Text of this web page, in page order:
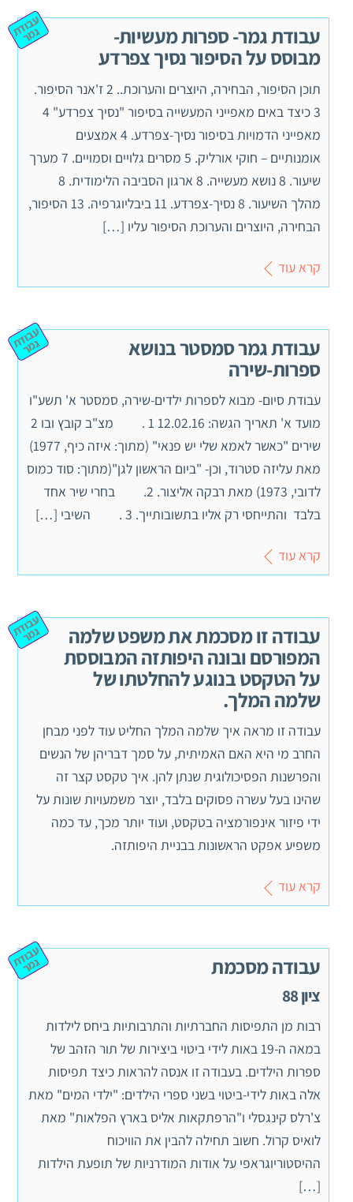
עבודת גמר- ספרות מעשיות-
מבוסס על הסיפור נסיך צפרדע
ע
ב
וד
ת ג
מ
ר
תוכן הסיפור, הבחירה, היוצרים והערוכת.. 2 ז'אנר הסיפור.
3 כיצד באים מאפייני המעשייה בסיפור "נסיך צפרדע" 4
מאפייני הדמויות בסיפור נסיך-צפרדע. 4 אמצעים
אומנותיים – חוקי אורליק. 5 מסרים גלויים וסמויים. 7 מערך
שיעור. 8 נושא מעשייה. 8 ארגון הסביבה הלימודית. 8
מהלך השיעור. 8 נסיך-צפרדע. 11 ביבליוגרפיה. 13 הסיפור,
הבחירה, היוצרים והערוכת הסיפור עליו […]
קרא עוד
עבודת גמר סמסטר בנושא
ספרות-שירה
ע
ב
וד
ת ג
מ
ר
עבודת סיום- מבוא לספרות ילדים-שירה, סמסטר א' תשע"ו
מועד א' תאריך הגשה: 12.02.16 1 . מצ"ב קובץ ובו 2
שירים "כאשר לאמא שלי יש פנאי" (מתוך: איזה כיף, 1977)
מאת עליזה סטרוד, וכן- "ביום הראשון לגן"(מתוך: סוד כמוס
לדובי, 1973) מאת רבקה אליצור. 2. בחרי שיר אחד
בלבד והתייחסי רק אליו בתשובותייך. 3 . השיבי […]
קרא עוד
עבודה זו מסכמת את משפט שלמה
המפורסם ובונה היפותזה המבוססת
על הטקסט בנוגע להחלטתו של
שלמה המלך.
ע
ב
וד
ת ג
מ
ר
עבודה זו מראה איך שלמה המלך החליט עוד לפני מבחן
החרב מי היא האם האמיתית, על סמך דבריהן של הנשים
והפרשנות הפסיכולוגית שנתן להן. איך טקסט קצר זה
שהינו בעל עשרה פסוקים בלבד, יוצר משמעויות שונות על
ידי פיזור אינפורמציה בטקסט, ועוד יותר מכך, עד כמה
משפיע אפקט הראשונות בבניית היפותזה.
קרא עוד
עבודה מסכמת
ציון 88
ע
ב
וד
ת ג
מ
ר
רבות מן התפיסות החברתיות והתרבותיות ביחס לילדות
במאה ה-19 באות לידי ביטוי ביצירות של תור הזהב של
ספרות הילדים. בעבודה זו אנסה להראות כיצד תפיסות
אלה באות לידי-ביטוי בשני ספרי הילדים: "ילדי המים" מאת
צ'רלס קינגסלי ו"הרפתקאות אליס בארץ הפלאות" מאת
לואיס קרול. חשוב תחילה להבין את הוויכוח
ההיסטוריוגראפי על אודות המודרניות של תופעת הילדות
[…]